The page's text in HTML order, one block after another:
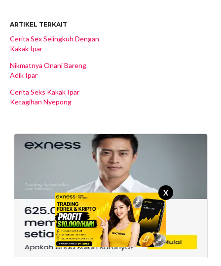
X
ARTIKEL TERKAIT
Cerita Sex Selingkuh Dengan
Kakak Ipar
Nikmatnya Onani Bareng
Adik Ipar
Cerita Seks Kakak Ipar
Ketagihan Nyepong